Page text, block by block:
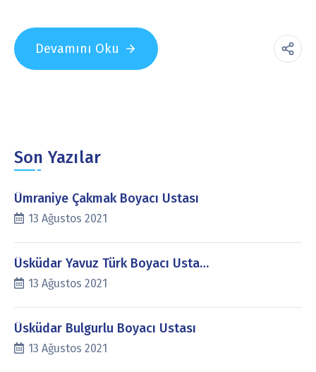
Devamını Oku
Son Yazılar
Ümraniye Çakmak Boyacı Ustası
13 Ağustos 2021
Üsküdar Yavuz Türk Boyacı Usta…
13 Ağustos 2021
Üsküdar Bulgurlu Boyacı Ustası
13 Ağustos 2021